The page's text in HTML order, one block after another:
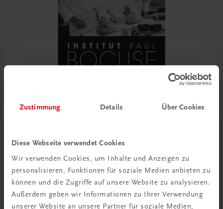
Zustimmung Details Über Cookies
Diese Webseite verwendet Cookies
Wir verwenden Cookies, um Inhalte und Anzeigen zu
personalisieren, Funktionen für soziale Medien anbieten zu
können und die Zugriffe auf unsere Website zu analysieren.
Außerdem geben wir Informationen zu Ihrer Verwendung
unserer Website an unsere Partner für soziale Medien,
Die Hohe Schule des Kochens
Institut Paul Bocuse. Grundlagen, Techniken, Rezepte
€ 51,40